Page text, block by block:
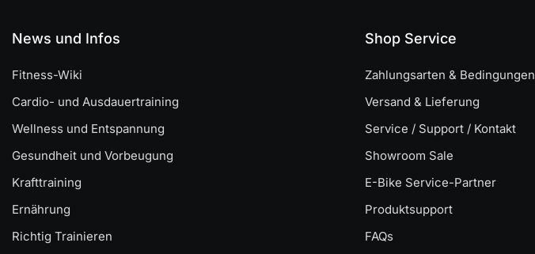
News und Infos
Fitness-Wiki
Cardio- und Ausdauertraining
Wellness und Entspannung
Gesundheit und Vorbeugung
Krafttraining
Ernährung
Richtig Trainieren
Shop Service
Zahlungsarten & Bedingungen
Versand & Lieferung
Service / Support / Kontakt
Showroom Sale
E-Bike Service-Partner
Produktsupport
FAQs